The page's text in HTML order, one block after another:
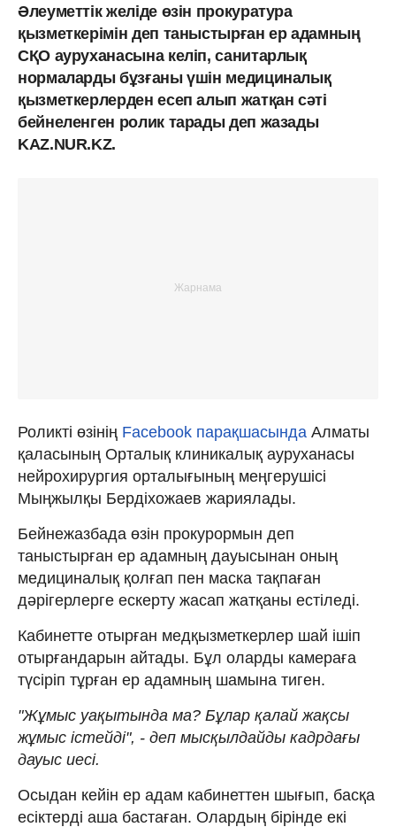
Әлеуметтік желіде өзін прокуратура
қызметкерімін деп таныстырған ер адамның
СҚО ауруханасына келіп, санитарлық
нормаларды бұзғаны үшін медициналық
қызметкерлерден есеп алып жатқан сәті
бейнеленген ролик тарады деп жазады
KAZ.NUR.KZ.
Роликті өзінің Facebook парақшасында Алматы
қаласының Орталық клиникалық ауруханасы
нейрохирургия орталығының меңгерушісі
Мыңжылқы Бердіхожаев жариялады.
Бейнежазбада өзін прокурормын деп
таныстырған ер адамның дауысынан оның
медициналық қолғап пен маска тақпаған
дәрігерлерге ескерту жасап жатқаны естіледі.
Кабинетте отырған медқызметкерлер шай ішіп
отырғандарын айтады. Бұл оларды камераға
түсіріп тұрған ер адамның шамына тиген.
"Жұмыс уақытында ма? Бұлар қалай жақсы
жұмыс істейді", - деп мысқылдайды кадрдағы
дауыс иесі.
Осыдан кейін ер адам кабинеттен шығып, басқа
есіктерді аша бастаған. Олардың бірінде екі